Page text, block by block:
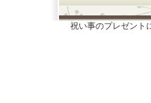
祝い事のプレゼント